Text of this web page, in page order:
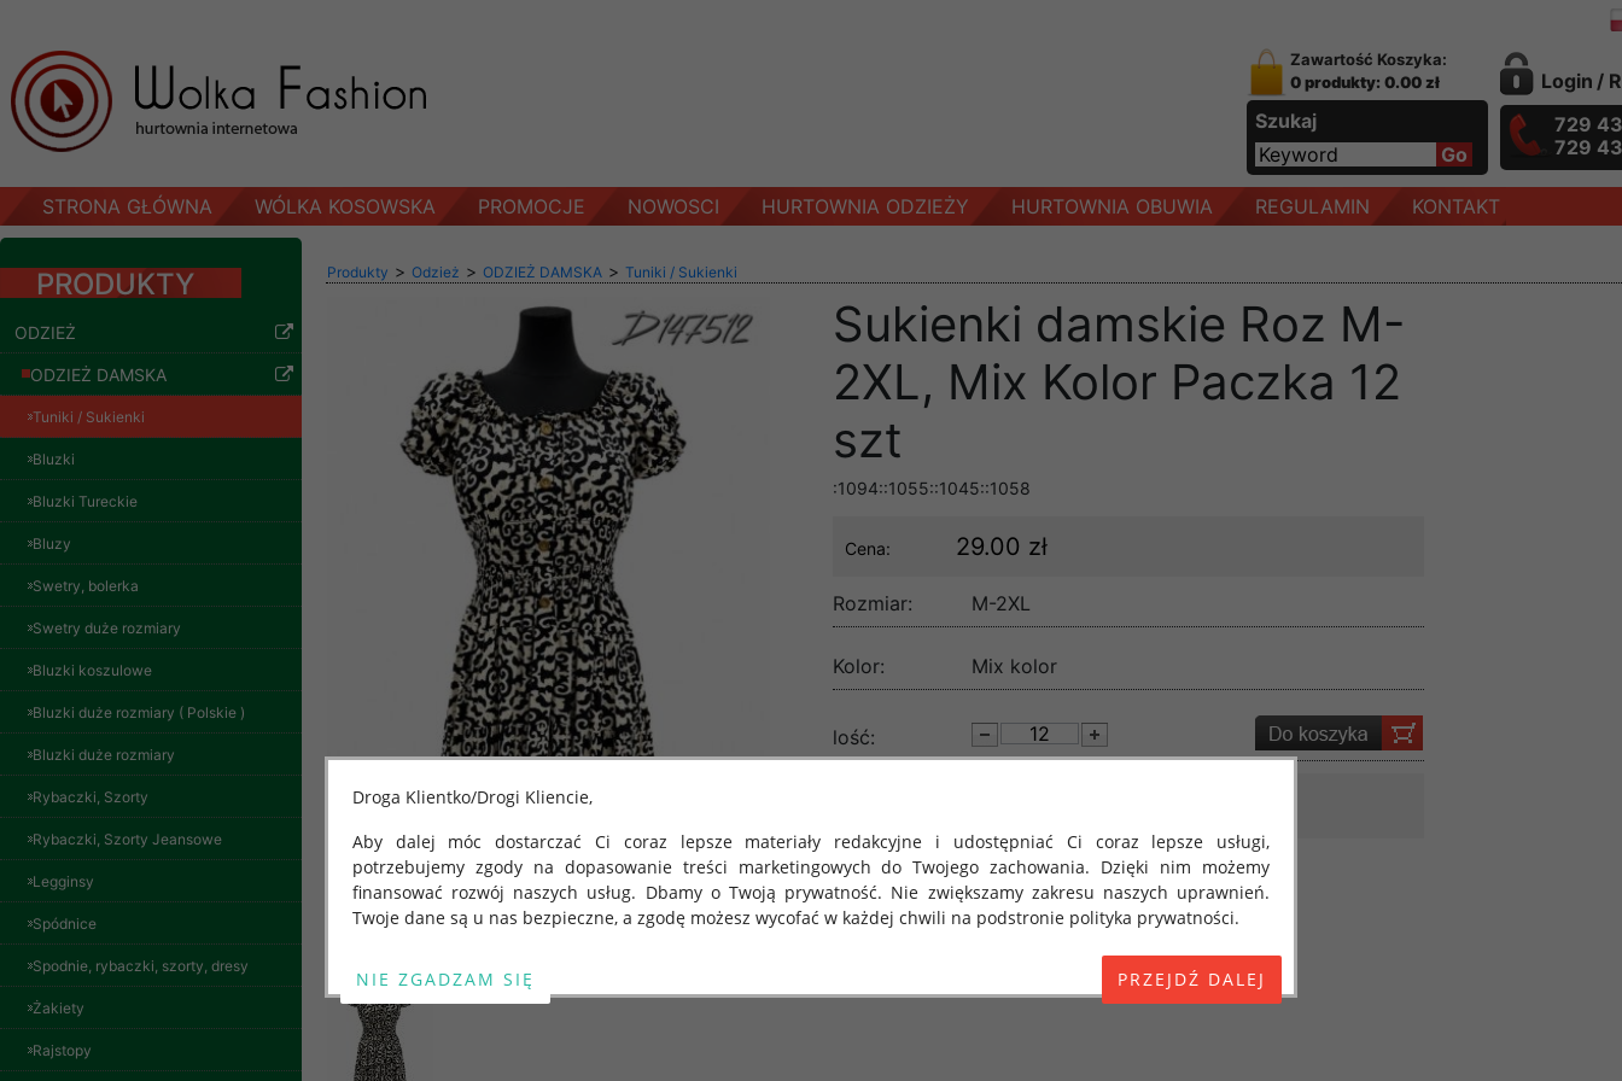
Zawartość Koszyka:
0 produkty: 0.00 zł
Szukaj
Login /
729
729
STRONA GŁÓWNA WÓLKA KOSOWSKA PROMOCJE NOWOSCI HURTOWNIA ODZIEŻY HURTOWNIA OBUWIA REGULAMIN KONTAKT
PRODUKTY
ODZIEŻ
ODZIEŻ DAMSKA
Tuniki / Sukienki
Bluzki
Bluzki Tureckie
Bluzy
Swetry, bolerka
Swetry duże rozmiary
Bluzki koszulowe
Bluzki duże rozmiary ( Polskie )
Bluzki duże rozmiary
Rybaczki, Szorty
Rybaczki, Szorty Jeansowe
Legginsy
Spódnice
Spodnie, rybaczki, szorty, dresy
Żakiety
RajstopyBluzy damskie Roz
L-3XL. 1 kolor.
Produkty > Odzież > ODZIEŻ DAMSKA > Tuniki / Sukienki
Sukienki damskie Roz M-
2XL, Mix Kolor Paczka 12
szt
:1094::1055::1045::1058
Cena: 29.00 zł
Rozmiar: M-2XL
Kolor: Mix kolor
lość:
Droga Klientko/Drogi Kliencie,
Aby dalej móc dostarczać Ci coraz lepsze materiały redakcyjne i udostępniać Ci coraz lepsze usługi,
potrzebujemy zgody na dopasowanie treści marketingowych do Twojego zachowania. Dzięki nim możemy
finansować rozwój naszych usług. Dbamy o Twoją prywatność. Nie zwiększamy zakresu naszych uprawnień.
Twoje dane są u nas bezpieczne, a zgodę możesz wycofać w każdej chwili na podstronie polityka prywatności.
Od 25 maja 2018 roku obowiązuje Rozporządzenie Parlamentu Europejskiego i Rady (UE) 2016/679 z dnia 27
kwietnia 2016 r. w sprawie ochrony osób fizycznych w związku z przetwarzaniem danych osobowych i w sprawie
swobodnego przepływu takich danych oraz uchylenia dyrektywy 95/46/WE (określane jako "RODO", "ORODO",
"GDPR" lub "Ogólne Rozporządzenie o Ochronie Danych"). W związku z tym chcielibyśmy poinformować Cię o
przetwarzaniu Twoich danych oraz zasadach, na jakich odbywa się to po dniu 25 maja 2018 roku. Poniżej